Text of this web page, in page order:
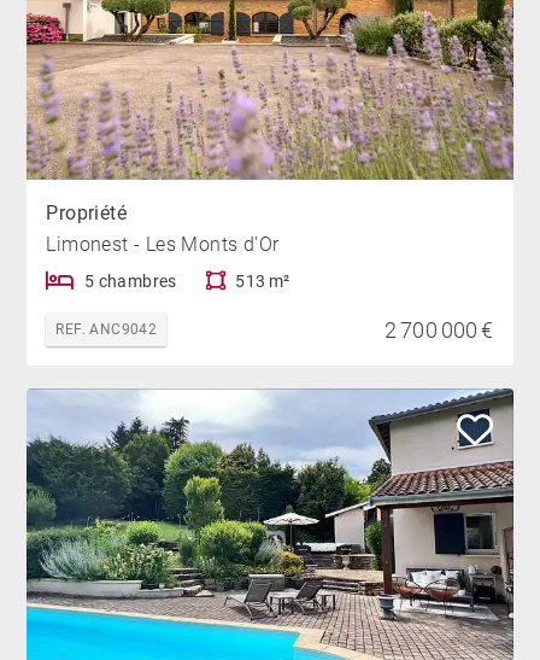
Propriété
Limonest - Les Monts d'Or
5 chambres 513 m²
REF. ANC9042 2 700 000 €